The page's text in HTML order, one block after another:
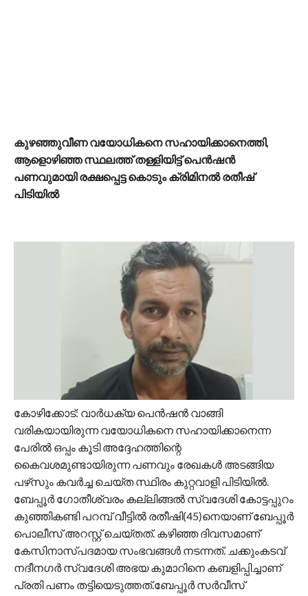
കുഴഞ്ഞുവീണ വയോധികനെ സഹായിക്കാനെത്തി,
ആളൊഴിഞ്ഞ സ്ഥലത്ത് തള്ളിയിട്ട് പെന്‍ഷന്‍
പണവുമായി രക്ഷപ്പെട്ട കൊടും ക്രിമിനല്‍ രതീഷ്
പിടിയിൽ
കോഴിക്കോട്: വാര്‍ധക്യ പെന്‍ഷന്‍ വാങ്ങി
വരികയായിരുന്ന വയോധികനെ സഹായിക്കാനെന്ന
പേരില്‍ ഒപ്പം കൂടി അദ്ദേഹത്തിന്റെ
കൈവശമുണ്ടായിരുന്ന പണവും രേഖകള്‍ അടങ്ങിയ
പഴ്‌സും കവര്‍ച്ച ചെയ്ത സ്ഥിരം കുറ്റവാളി പിടിയില്‍.
ബേപ്പൂര്‍ ഗോതീശ്വരം കല്ലിങ്ങല്‍ സ്വദേശി കോട്ടപ്പുറം
കുഞ്ഞികണ്ടി പറമ്പ് വീട്ടില്‍ രതീഷി(45)നെയാണ് ബേപ്പൂര്‍
പൊലീസ് അറസ്റ്റ് ചെയ്തത്. കഴിഞ്ഞ ദിവസമാണ്
കേസിനാസ്പദമായ സംഭവങ്ങള്‍ നടന്നത്. ചക്കുംകടവ്
നദീനഗര്‍ സ്വദേശി അഭയ കുമാറിനെ കബളിപ്പിച്ചാണ്
പ്രതി പണം തട്ടിയെടുത്തത്.ബേപ്പൂര്‍ സര്‍വീസ്